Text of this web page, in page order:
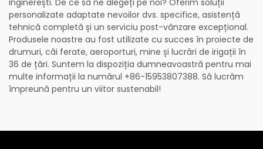
inginerești. De ce să ne alegeți pe noi? Oferim soluții
personalizate adaptate nevoilor dvs. specifice, asistență
tehnică completă și un serviciu post-vânzare excepțional.
Produsele noastre au fost utilizate cu succes în proiecte de
drumuri, căi ferate, aeroporturi, mine și lucrări de irigații în
36 de țări. Suntem la dispoziția dumneavoastră pentru mai
multe informații la numărul +86-15953807388. Să lucrăm
împreună pentru un viitor sustenabil!